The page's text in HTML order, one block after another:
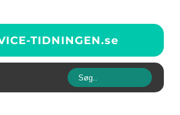
TIDNINGEN.se